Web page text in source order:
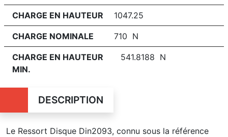
CHARGE EN HAUTEUR 1047.25
CHARGE NOMINALE 710 N
CHARGE EN HAUTEUR
MIN.
541.8188 N
DESCRIPTION
Le Ressort Disque Din2093, connu sous la référence